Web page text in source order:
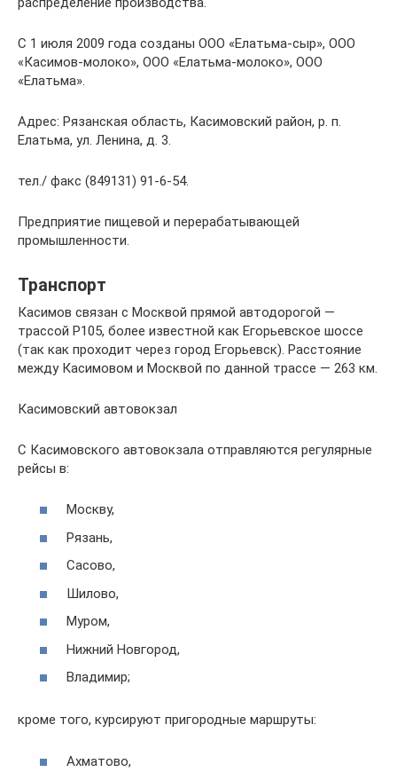
С 1 июля 2009 года созданы ООО «Елатьма-сыр», ООО
«Касимов-молоко», ООО «Елатьма-молоко», ООО
«Елатьма».
Адрес: Рязанская область, Касимовский район, р. п.
Елатьма, ул. Ленина, д. 3.
тел./ факс (849131) 91-6-54.
Предприятие пищевой и перерабатывающей
промышленности.
Транспорт
Касимов связан с Москвой прямой автодорогой —
трассой Р105, более известной как Егорьевское шоссе
(так как проходит через город Егорьевск). Расстояние
между Касимовом и Москвой по данной трассе — 263 км.
Касимовский автовокзал
С Касимовского автовокзала отправляются регулярные
рейсы в:
Москву,
Рязань,
Сасово,
Шилово,
Муром,
Нижний Новгород,
Владимир;
кроме того, курсируют пригородные маршруты:
Ахматово,